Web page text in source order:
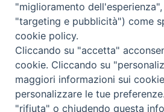
Copyright © 2019 - Tutti
Trentina Editrice
Privacy Policy
"miglioramento
"targeting e pubblicità") come
cookie policy.
Cliccando su "accetta"
cookie. Cliccando su
maggiori informazioni sui
personalizzare le tue
"rifiuta" o chiudendo questa